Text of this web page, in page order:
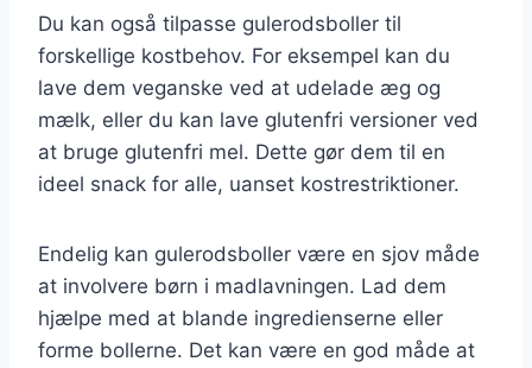
Du kan også tilpasse gulerodsboller til
forskellige kostbehov. For eksempel kan du
lave dem veganske ved at udelade æg og
mælk, eller du kan lave glutenfri versioner ved
at bruge glutenfri mel. Dette gør dem til en
ideel snack for alle, uanset kostrestriktioner.
Endelig kan gulerodsboller være en sjov måde
at involvere børn i madlavningen. Lad dem
hjælpe med at blande ingredienserne eller
forme bollerne. Det kan være en god måde at